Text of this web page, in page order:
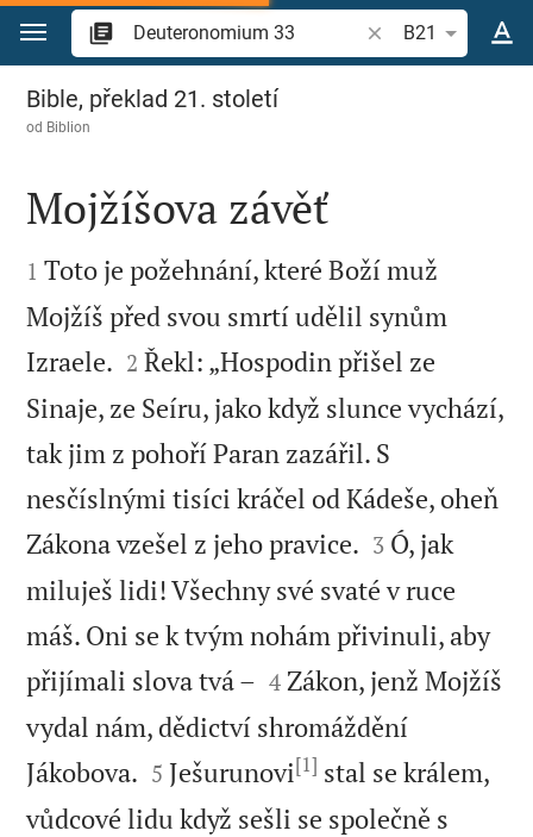
Přejít na obsah
Vyhledat biblický
B21
Deuteronomium 33
Bible, překlad 21. století
od Biblion

Mojžíšova závěť

1 Toto je požehnání, které Boží muž
Mojžíš před svou smrtí udělil synům
Izraele. 

2 Řekl: „Hospodin přišel ze
Sinaje, ze Seíru, jako když slunce vychází,
tak jim z pohoří Paran zazářil. S
nesčíslnými tisíci kráčel od Kádeše, oheň
Zákona vzešel z jeho pravice. 

3 Ó, jak
miluješ lidi! Všechny své svaté v ruce
máš. Oni se k tvým nohám přivinuli, aby
přijímali slova tvá – 

4 Zákon, jenž Mojžíš
vydal nám, dědictví shromáždění
Jákobova. 

5 Ješurunovi[1] stal se králem,
vůdcové lidu když sešli se společně s